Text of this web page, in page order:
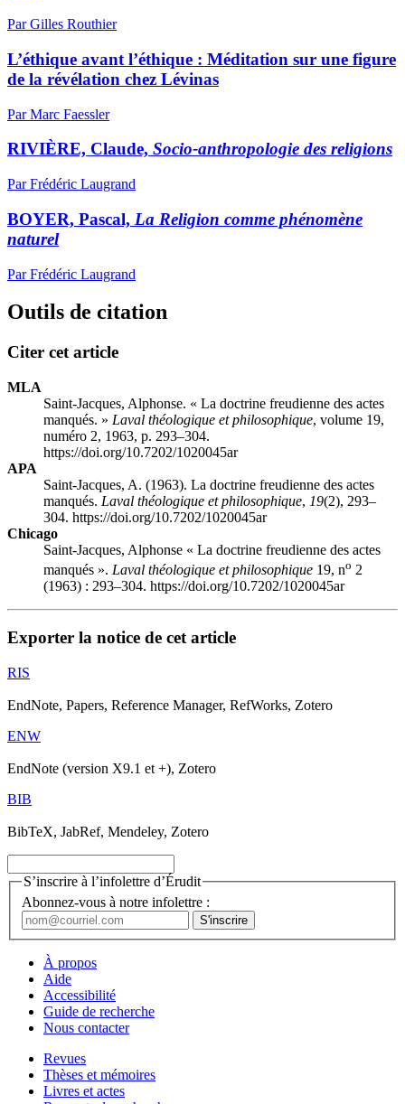
Par Gilles Routhier
L’éthique avant l’éthique : Méditation sur une figure
de la révélation chez Lévinas
Par Marc Faessler
RIVIÈRE, Claude, Socio-anthropologie des religions
Par Frédéric Laugrand
BOYER, Pascal, La Religion comme phénomène
naturel
Par Frédéric Laugrand
Outils de citation
Citer cet article
MLA
Saint-Jacques, Alphonse. « La doctrine freudienne des actes
manqués. » Laval théologique et philosophique, volume 19,
numéro 2, 1963, p. 293–304.
https://doi.org/10.7202/1020045ar
APA
Saint-Jacques, A. (1963). La doctrine freudienne des actes
manqués. Laval théologique et philosophique, 19(2), 293–
304. https://doi.org/10.7202/1020045ar
Chicago
Saint-Jacques, Alphonse « La doctrine freudienne des actes
manqués ». Laval théologique et philosophique 19, no 2
(1963) : 293–304. https://doi.org/10.7202/1020045ar
Exporter la notice de cet article
RIS
EndNote, Papers, Reference Manager, RefWorks, Zotero
ENW
EndNote (version X9.1 et +), Zotero
BIB
BibTeX, JabRef, Mendeley, Zotero
S’inscrire à l’infolettre d’Érudit
Abonnez-vous à notre infolettre :
À propos
Aide
Accessibilité
Guide de recherche
Nous contacter
Revues
Thèses et mémoires
Livres et actes